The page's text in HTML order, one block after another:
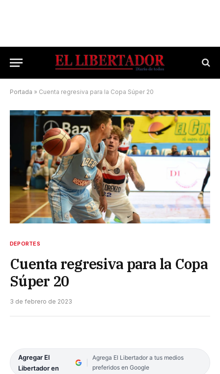
Portada » Cuenta regresiva para la Copa Súper 20
DEPORTES
Cuenta regresiva para la Copa
Súper 20
3 de febrero de 2023
Agregar El
Libertador en
Agrega El Libertador a tus medios
preferidos en Google